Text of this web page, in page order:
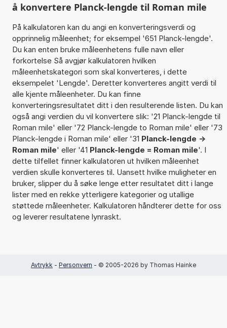
å konvertere Planck-lengde til Roman mile
På kalkulatoren kan du angi en konverteringsverdi og
opprinnelig måleenhet; for eksempel '651 Planck-lengde'.
Du kan enten bruke måleenhetens fulle navn eller
forkortelse Så avgjør kalkulatoren hvilken
måleenhetskategori som skal konverteres, i dette
eksempelet 'Lengde'. Deretter konverteres angitt verdi til
alle kjente måleenheter. Du kan finne
konverteringsresultatet ditt i den resulterende listen. Du kan
også angi verdien du vil konvertere slik: '21 Planck-lengde til
Roman mile' eller '72 Planck-lengde to Roman mile' eller '73
Planck-lengde i Roman mile' eller '31 Planck-lengde ->
Roman mile' eller '41 Planck-lengde = Roman mile'. I
dette tilfellet finner kalkulatoren ut hvilken måleenhet
verdien skulle konverteres til. Uansett hvilke muligheter en
bruker, slipper du å søke lenge etter resultatet ditt i lange
lister med en rekke ytterligere kategorier og utallige
støttede måleenheter. Kalkulatoren håndterer dette for oss
og leverer resultatene lynraskt.
Avtrykk - Personvern - © 2005-2026 by Thomas Hainke